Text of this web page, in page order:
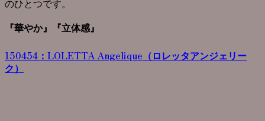
のひとつです。
『華やか』『立体感』
150454：LOLETTA Angelique（ロレッタアンジェリー
ク）